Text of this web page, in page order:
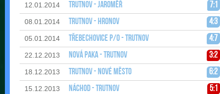
12.01.2014 Trutnov - Jaroměř 7:1
08.01.2014 Trutnov - Hronov 4:3
05.01.2014 Třebechovice p/O - Trutnov 4:7
22.12.2013 Nová Paka - Trutnov 3:2
18.12.2013 Trutnov - Nové Město 6:2
15.12.2013 Náchod - Trutnov 5:1